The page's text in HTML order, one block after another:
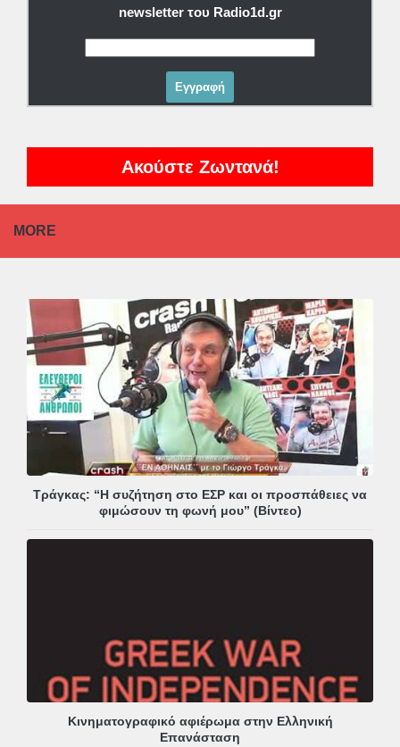
newsletter του Radio1d.gr
Ακούστε Ζωντανά!
MORE
Τράγκας: “Η συζήτηση στο ΕΣΡ και οι προσπάθειες να
φιμώσουν τη φωνή μου” (Βίντεο)
Κινηματογραφικό αφιέρωμα στην Ελληνική
Επανάσταση